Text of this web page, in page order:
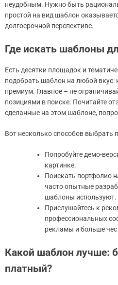
неудобным. Нужно быть
простой на вид шаблон
долгосрочной перспективе.
Где искать шаблоны
Есть десятки площадок и
подобрать шаблон на любой вкус:
премиум. Главное – не
позициями в поиске. Почитайте
сделанные на этом шаблоне,
Вот несколько способов выбрать
Попробуйте демо-
картинке.
Поискать портфолио
часто опытные
шаблоны используют.
Прислушайтесь к
профессиональных
рекламы и больше
Какой шаблон лучше:
платный?